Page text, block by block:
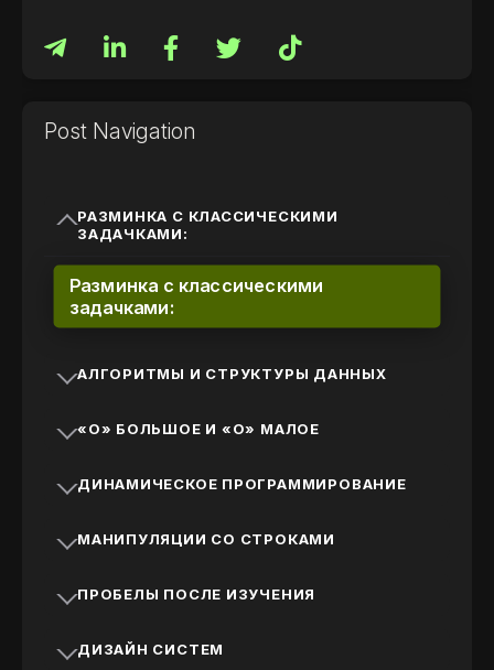
Post Navigation
РАЗМИНКА С КЛАССИЧЕСКИМИ
ЗАДАЧКАМИ:
Разминка с классическими
задачками:
АЛГОРИТМЫ И СТРУКТУРЫ ДАННЫХ
«O» БОЛЬШОЕ И «O» МАЛОЕ
ДИНАМИЧЕСКОЕ ПРОГРАММИРОВАНИЕ
МАНИПУЛЯЦИИ СО СТРОКАМИ
ПРОБЕЛЫ ПОСЛЕ ИЗУЧЕНИЯ
ДИЗАЙН СИСТЕМ